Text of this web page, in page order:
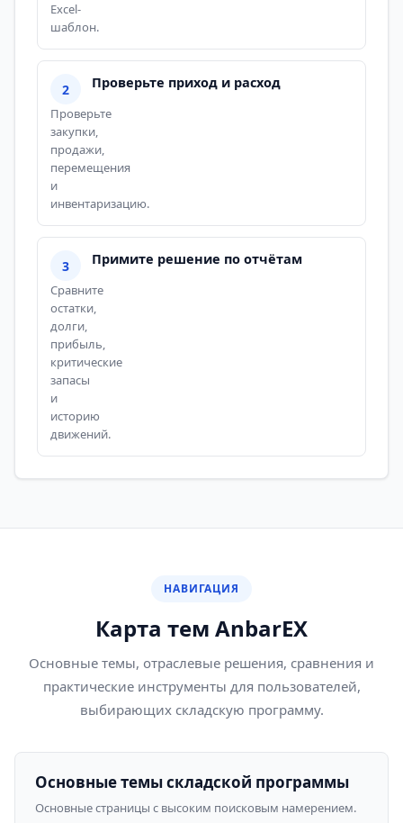
Excel-
шаблон.
Проверьте приход и расход
Проверьте
закупки,
продажи,
перемещения
и
инвентаризацию.
Примите решение по отчётам
Сравните
остатки,
долги,
прибыль,
критические
запасы
и
историю
движений.
НАВИГАЦИЯ
Карта тем AnbarEX
Основные темы, отраслевые решения, сравнения и
практические инструменты для пользователей,
выбирающих складскую программу.
Основные темы складской программы
Основные страницы с высоким поисковым намерением.